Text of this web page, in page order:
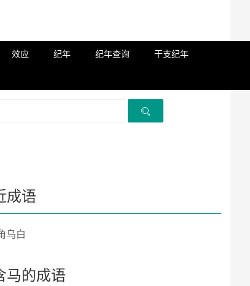
效应 纪年 纪年查询
干支纪年
成语
乌白
马的成语